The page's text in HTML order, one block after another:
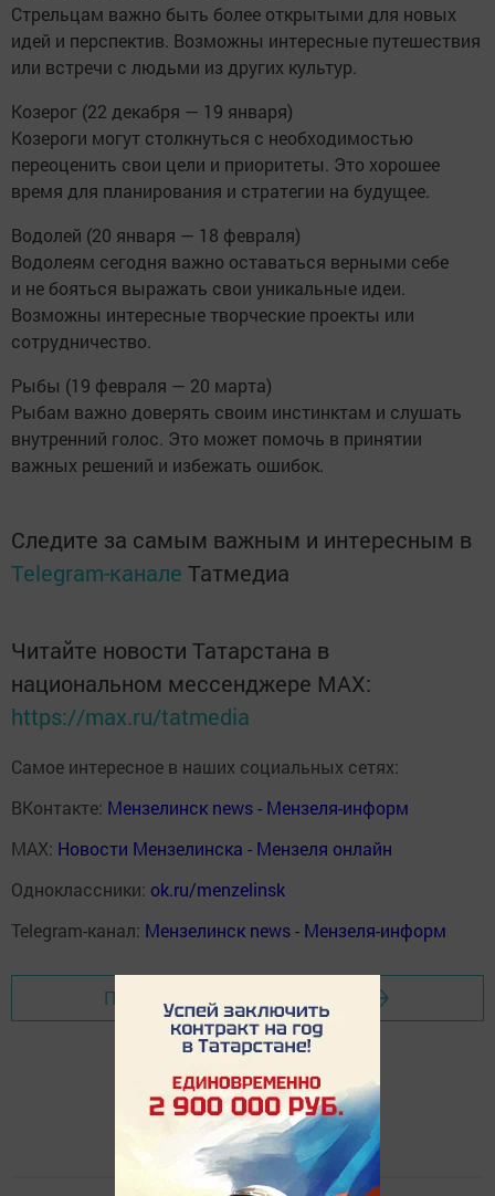
Стрельцам важно быть более открытыми для новых
идей и перспектив. Возможны интересные путешествия
или встречи с людьми из других культур.
Козерог (22 декабря — 19 января)
Козероги могут столкнуться с необходимостью
переоценить свои цели и приоритеты. Это хорошее
время для планирования и стратегии на будущее.
Водолей (20 января — 18 февраля)
Водолеям сегодня важно оставаться верными себе
и не бояться выражать свои уникальные идеи.
Возможны интересные творческие проекты или
сотрудничество.
Рыбы (19 февраля — 20 марта)
Рыбам важно доверять своим инстинктам и слушать
внутренний голос. Это может помочь в принятии
важных решений и избежать ошибок.
Следите за самым важным и интересным в
Telegram-канале Татмедиа
Читайте новости Татарстана в
национальном мессенджере MАХ:
https://max.ru/tatmedia
Самое интересное в наших социальных сетях:
ВКонтакте: Мензелинск news - Мензеля-информ
MAX: Новости Мензелинска - Мензеля онлайн
Одноклассники: ok.ru/menzelinsk
Telegram-канал: Мензелинск news - Мензеля-информ
Перейти на страницу новости